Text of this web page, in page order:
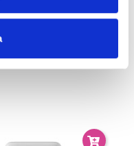
Clip Cordless Black I